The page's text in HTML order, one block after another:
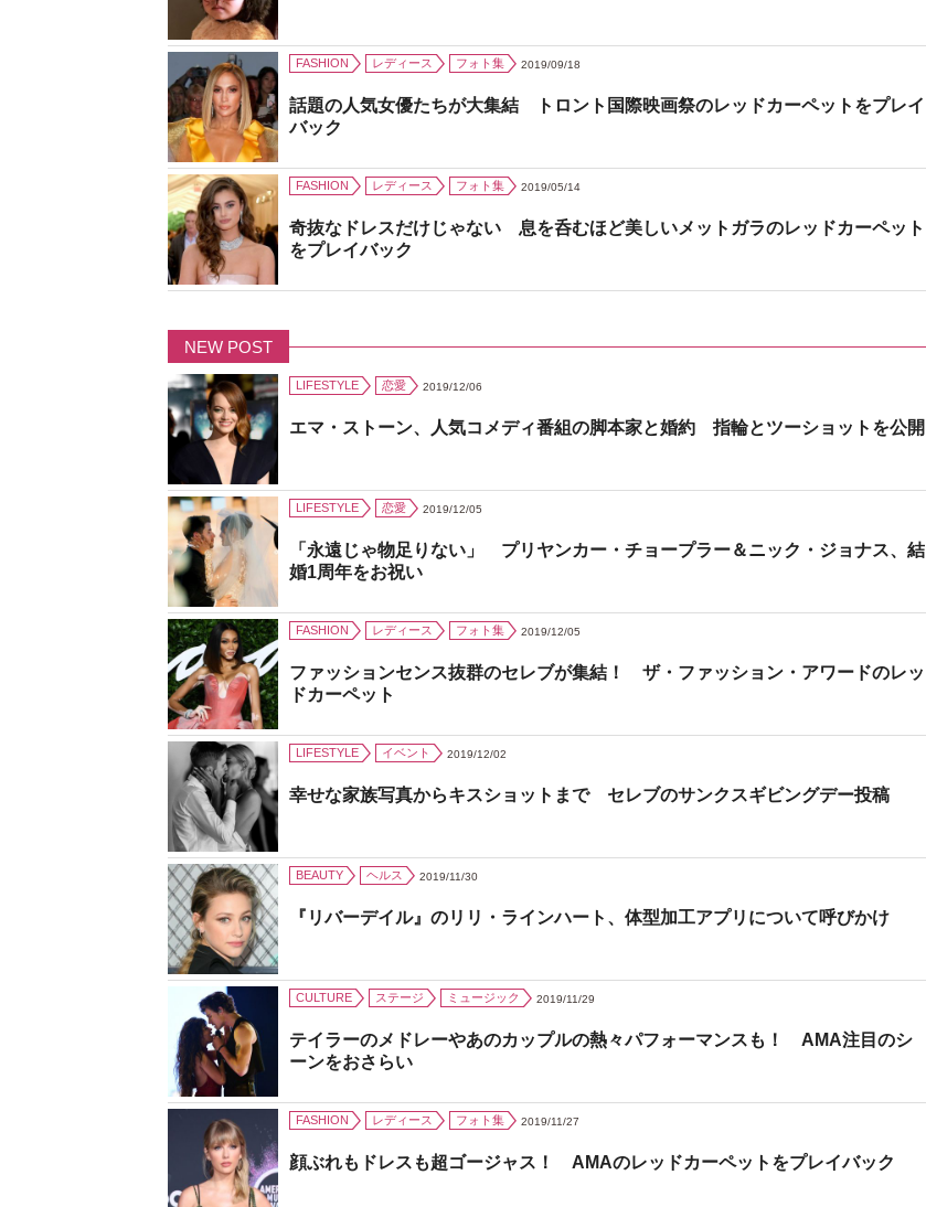
FASHION レディース フォト集 2019/09/18
話題の人気女優たちが大集結 トロント国際映画祭のレッドカーペットをプレイ
バック
FASHION レディース フォト集 2019/05/14
奇抜なドレスだけじゃない 息を呑むほど美しいメットガラのレッドカーペット
をプレイバック
NEW POST
LIFESTYLE 恋愛 2019/12/06
エマ・ストーン、人気コメディ番組の脚本家と婚約 指輪とツーショットを公開
LIFESTYLE 恋愛 2019/12/05
「永遠じゃ物足りない」 プリヤンカー・チョープラー＆ニック・ジョナス、結
婚1周年をお祝い
FASHION レディース フォト集 2019/12/05
ファッションセンス抜群のセレブが集結！ ザ・ファッション・アワードのレッ
ドカーペット
LIFESTYLE イベント 2019/12/02
幸せな家族写真からキスショットまで セレブのサンクスギビングデー投稿
BEAUTY ヘルス 2019/11/30
『リバーデイル』のリリ・ラインハート、体型加工アプリについて呼びかけ
CULTURE ステージ ミュージック 2019/11/29
テイラーのメドレーやあのカップルの熱々パフォーマンスも！ AMA注目のシ
ーンをおさらい
FASHION レディース フォト集 2019/11/27
顔ぶれもドレスも超ゴージャス！ AMAのレッドカーペットをプレイバック